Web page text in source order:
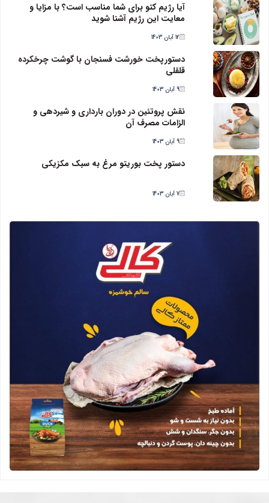
آیا رژیم کتو برای شما مناسب است؟ با مزایا و
معایت این رژیم آشنا شوید
12 آبان 1403
دستورپخت خورشت فسنجان با گوشت چرخکرده
قلقلی
9 آبان 1403
نقش پروتئین در دوران بارداری و شیردهی و
الزامات مصرف آن
9 آبان 1403
دستور پخت بوریتو مرغ به سبک مکزیکی
7 آبان 1403